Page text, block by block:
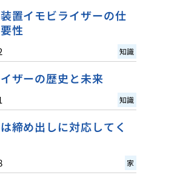
置イモビライザーの仕
性
知識
ザーの歴史と未来
知識
締め出しに対応してく
家